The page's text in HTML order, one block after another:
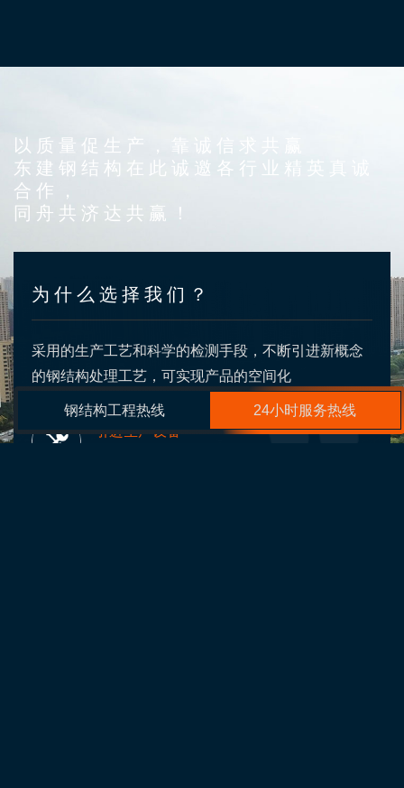
以质量促生产，靠诚信求共赢
东建钢结构在此诚邀各行业精英真诚
合作，
同舟共济达共赢！
为什么选择我们？
采用的生产工艺和科学的检测手段，不断引进新概念
的钢结构处理工艺，可实现产品的空间化
引进生产设备
钢结构工程热线 24小时服务热线